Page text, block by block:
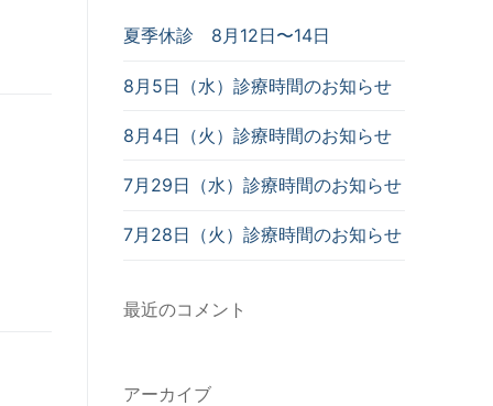
夏季休診 8月12日〜14日
8月5日（水）診療時間のお知らせ
8月4日（火）診療時間のお知らせ
7月29日（水）診療時間のお知らせ
7月28日（火）診療時間のお知らせ
最近のコメント
アーカイブ